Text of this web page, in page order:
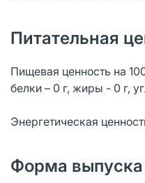
Питательная
Пищевая ценность на
белки – 0 г, жиры - 0 г,
Энергетическая
Форма выпуска